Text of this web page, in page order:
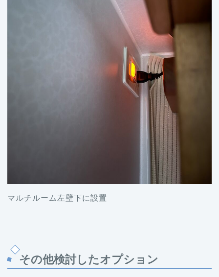
マルチルーム左壁下に設置
その他検討したオプション